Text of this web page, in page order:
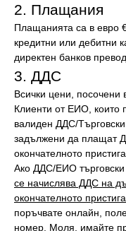
2. Плащания
Плащанията са в евро
кредитни или дебитни
директен банков превод.
3. ДДС
Всички цени, посочени
Клиенти от ЕИО, които
валиден ДДС/
задължени да плащат
окончателното
Ако ДДС/ЕИО
се начислява ДДС на
окончателното
поръчвате онлайн,
номер. Моля, имайте